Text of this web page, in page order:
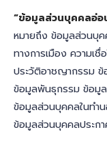
“ข้อมูลส่วนบุคคลอ่อ
หมายถึง ข้อมูลส่วนบุค
ทางการเมือง ความเ
ประวัติอาชญากรรม
ข้อมูลพันธุกรรม ข้อมู
ข้อมูลส่วนบุคคลในทำ
ข้อมูลส่วนบุคคลประก